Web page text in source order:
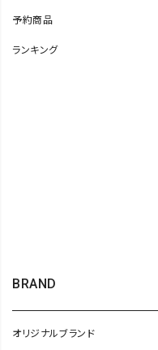
予約商品
ランキング
BRAND
オリジナルブランド